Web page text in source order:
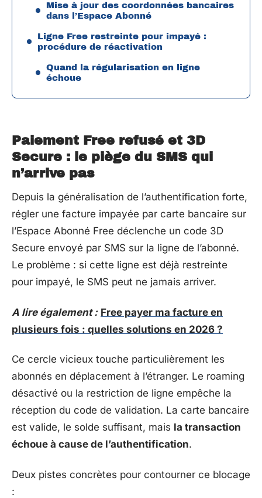
Mise à jour des coordonnées bancaires
dans l’Espace Abonné
Ligne Free restreinte pour impayé :
procédure de réactivation
Quand la régularisation en ligne
échoue
Paiement Free refusé et 3D
Secure : le piège du SMS qui
n’arrive pas
Depuis la généralisation de l’authentification forte,
régler une facture impayée par carte bancaire sur
l’Espace Abonné Free déclenche un code 3D
Secure envoyé par SMS sur la ligne de l’abonné.
Le problème : si cette ligne est déjà restreinte
pour impayé, le SMS peut ne jamais arriver.
A lire également : Free payer ma facture en
plusieurs fois : quelles solutions en 2026 ?
Ce cercle vicieux touche particulièrement les
abonnés en déplacement à l’étranger. Le roaming
désactivé ou la restriction de ligne empêche la
réception du code de validation. La carte bancaire
est valide, le solde suffisant, mais la transaction
échoue à cause de l’authentification.
Deux pistes concrètes pour contourner ce blocage
: